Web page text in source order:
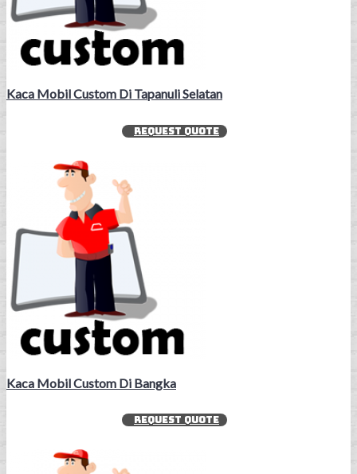
Kaca Mobil Custom Di Tapanuli Selatan
REQUEST QUOTE
Kaca Mobil Custom Di Bangka
REQUEST QUOTE